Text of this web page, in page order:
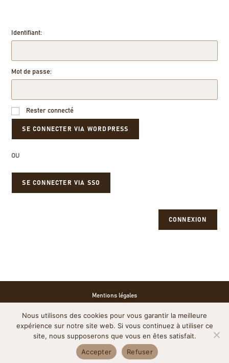
Identifiant:
Mot de passe:
Rester connecté
OU
SE CONNECTER VIA SSO
CONNEXION
Mentions légales
Politique de cookies
Politique de confidentialité
Nous utilisons des cookies pour vous garantir la meilleure
expérience sur notre site web. Si vous continuez à utiliser ce
site, nous supposerons que vous en êtes satisfait.
Accepter
Refuser